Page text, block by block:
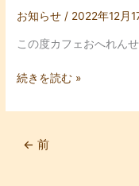
お知らせ / 2022年12月
この度カフェおへれん
続きを読む »
← 前